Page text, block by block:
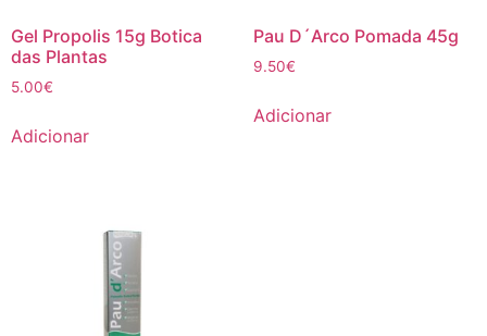
Gel Propolis 15g Botica
das Plantas
5.00€
Adicionar
Pau D´Arco Pomada 45g
9.50€
Adicionar